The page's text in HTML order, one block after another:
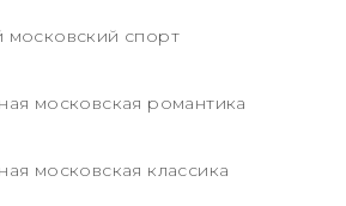
спорт
московская романтика
московская классика